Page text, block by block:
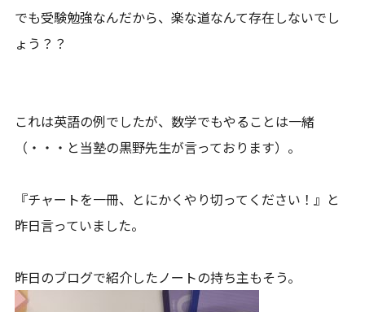
でも受験勉強なんだから、楽な道なんて存在しないでし
ょう？？
これは英語の例でしたが、数学でもやることは一緒
（・・・と当塾の黒野先生が言っております）。
『チャートを一冊、とにかくやり切ってください！』と
昨日言っていました。
昨日のブログで紹介したノートの持ち主もそう。